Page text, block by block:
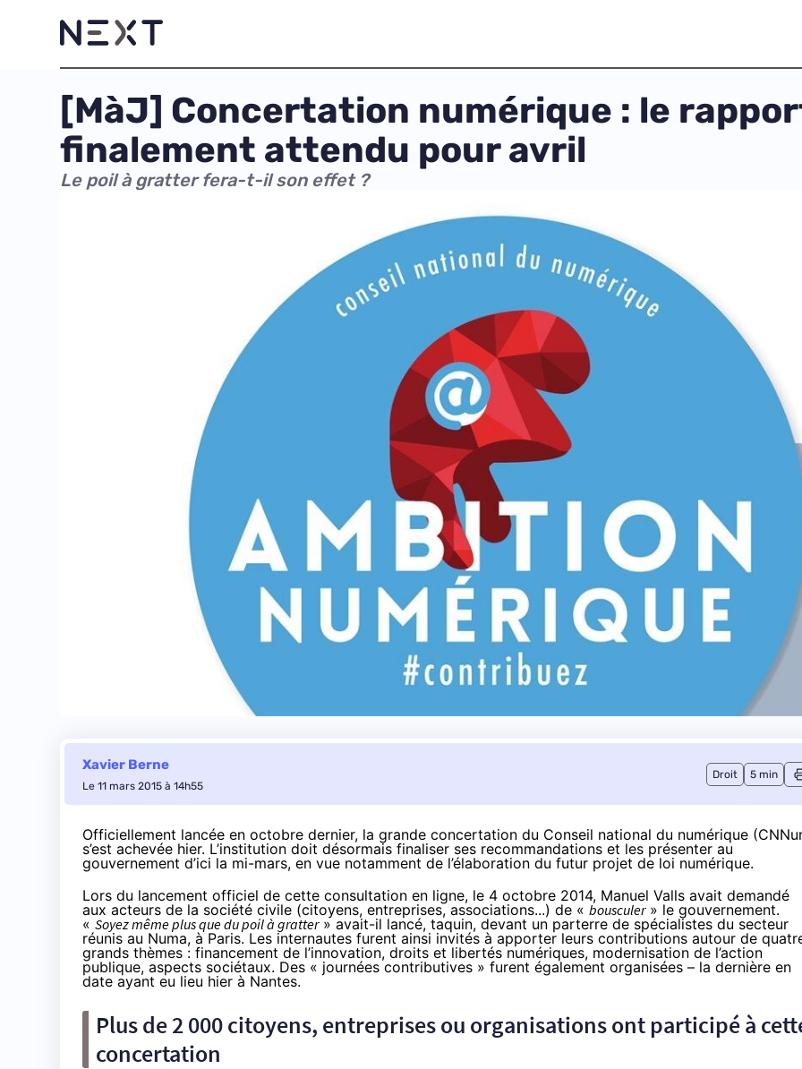
[MàJ] Concertation numérique : le
finalement attendu pour avril
Le poil à gratter fera-t-il son effet ?
Xavier Berne
Le 11 mars 2015 à 14h55
Droit 5 min
Officiellement lancée en octobre dernier, la grande concertation du Conseil national du numérique
s’est achevée hier. L’institution doit désormais finaliser ses recommandations et les présenter au
gouvernement d’ici la mi-mars, en vue notamment de l’élaboration du futur projet de loi numérique.
Lors du lancement officiel de cette consultation en ligne, le 4 octobre 2014, Manuel Valls avait demandé
aux acteurs de la société civile (citoyens, entreprises, associations...) de « bousculer» le gouvernement.
« Soyez même plus que du poil à gratter» avait-il lancé, taquin, devant un parterre de spécialistes du secteur
réunis au Numa, à Paris. Les internautes furent ainsi invités à apporter leurs contributions autour de
grands thèmes : financement de l’innovation, droits et libertés numériques, modernisation de l’action
publique, aspects sociétaux. Des « journées contributives » furent également organisées – la dernière en
date ayant eu lieu hier à Nantes.
Plus de 2 000 citoyens, entreprises ou organisations ont participé à
concertation